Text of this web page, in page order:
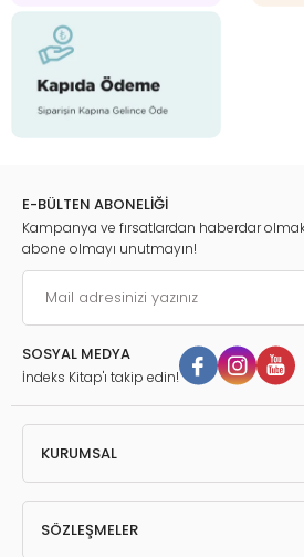
E-BÜLTEN ABONELİĞİ
Kampanya ve fırsatlardan haberdar
abone olmayı unutmayın!
SOSYAL MEDYA
İndeks Kitap'ı takip edin!
KURUMSAL
SÖZLEŞMELER